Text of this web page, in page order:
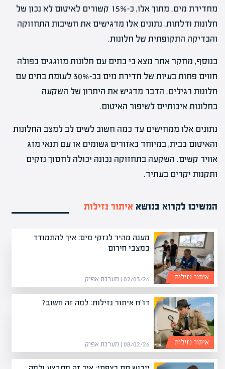
מחדירת מים. מתוך אלו, כ-15% קשורים לאיטום לא נכון של
חלונות ודלתות. נתונים אלו מדגישים את חשיבות התחזוקה
והבדיקה התקופתית של חלונות.
בנוסף, מחקר אחר מצא כי בתים עם חלונות מזוגגים כפולה
חווים פחות בעיות של חדירת מים בכ-30% לעומת בתים עם
חלונות רגילים. הדבר מדגיש את היתרון של השקעה
בחלונות איכותיים לשיפור האיטום.
נתונים אלו ממחישים עד כמה חשוב לשים לב למצב החלונות
והאיטום בבית, במיוחד באזורים גשומים או עם תנאי מזג
אוויר קשים. השקעה בתחזוקה נכונה יכולה לחסוך נזקים
ותקנות יקרים בעתיד.
המשיכו לקרוא בנושא איתור נזילות
מענה מהיר לנזקי מים: איך להתמודד
במצבי חירום
02/03/26 | מערכת אפיק איתור נזילות
דו"ח איתור נזילות: למה זה חשוב?
08/02/26 | מערכת אפיק איתור נזילות